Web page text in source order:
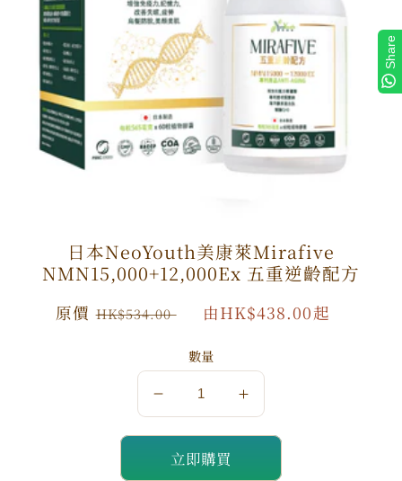
日本NeoYouth美康萊Mirafive
NMN15,000+12,000Ex 五重逆齡配方
原
原價HK$534.00 由HK$438.00起
數量
量
減
量
立即購買
Share